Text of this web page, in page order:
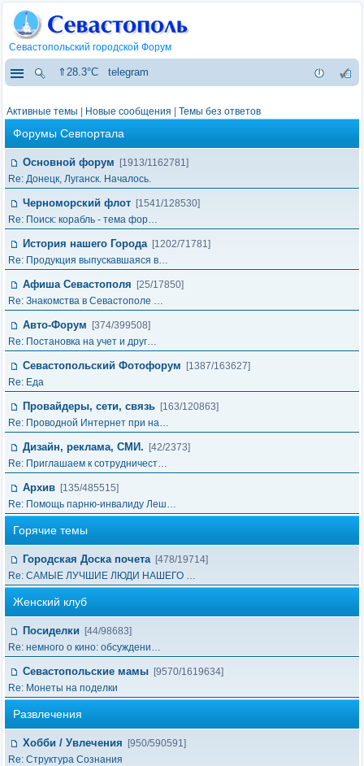
Севастопольский городской Форум
⇑28.3°C telegram
Активные темы Новые сообщения Темы без ответов
Форумы Севпортала
Основной форум
[1913/1162781]
Re: Донецк, Луганск. Началось.
Черноморский флот [1541/128530]
Re: Поиск: корабль - тема фор…
История нашего Города [1202/71781]
Re: Продукция выпускавшаяся в…
Афиша Севастополя
[25/17850]
Re: Знакомства в Севастополе …
Авто-Форум
[374/399508]
Re: Постановка на учет и друг…
Севастопольский Фотофорум
[1387/163627]
Re: Еда
Провайдеры, сети, связь [163/120863]
Re: Проводной Интернет при на…
Дизайн, реклама, СМИ.
[42/2373]
Re: Приглашаем к сотрудничест…
Архив [135/485515]
Re: Помощь парню-инвалиду Леш…
Горячие темы
Городская Доска почета [478/19714]
Re: САМЫЕ ЛУЧШИЕ ЛЮДИ НАШЕГО …
Женский клуб
Посиделки
[44/98683]
Re: немного о кино: обсуждени…
Севастопольские мамы [9570/1619634]
Re: Монеты на поделки
Развлечения
Хобби / Увлечения
[950/590591]
Re: Структура Сознания